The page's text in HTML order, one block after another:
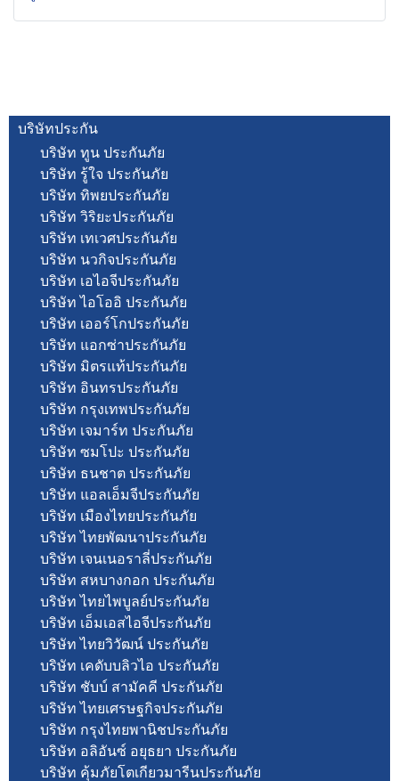
บริษัทประกัน
บริษัท ทูน ประกันภัย
บริษัท รู้ใจ ประกันภัย
บริษัท ทิพยประกันภัย
บริษัท วิริยะประกันภัย
บริษัท เทเวศประกันภัย
บริษัท นวกิจประกันภัย
บริษัท เอไอจีประกันภัย
บริษัท ไอโออิ ประกันภัย
บริษัท เออร์โกประกันภัย
บริษัท แอกซ่าประกันภัย
บริษัท มิตรแท้ประกันภัย
บริษัท อินทรประกันภัย
บริษัท กรุงเทพประกันภัย
บริษัท เจมาร์ท ประกันภัย
บริษัท ซมโปะ ประกันภัย
บริษัท ธนชาต ประกันภัย
บริษัท แอลเอ็มจีประกันภัย
บริษัท เมืองไทยประกันภัย
บริษัท ไทยพัฒนาประกันภัย
บริษัท เจนเนอราลี่ประกันภัย
บริษัท สหบางกอก ประกันภัย
บริษัท ไทยไพบูลย์ประกันภัย
บริษัท เอ็มเอสไอจีประกันภัย
บริษัท ไทยวิวัฒน์ ประกันภัย
บริษัท เคดับบลิวไอ ประกันภัย
บริษัท ชับบ์ สามัคคี ประกันภัย
บริษัท ไทยเศรษฐกิจประกันภัย
บริษัท กรุงไทยพานิชประกันภัย
บริษัท อลิอันซ์ อยุธยา ประกันภัย
บริษัท คุ้มภัยโตเกียวมารีนประกันภัย